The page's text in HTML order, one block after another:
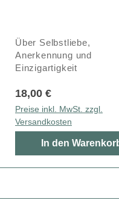
Über Selbstliebe,
Anerkennung und
Einzigartigkeit
18,00 €
Preise inkl. MwSt. zzgl.
Versandkosten
In den